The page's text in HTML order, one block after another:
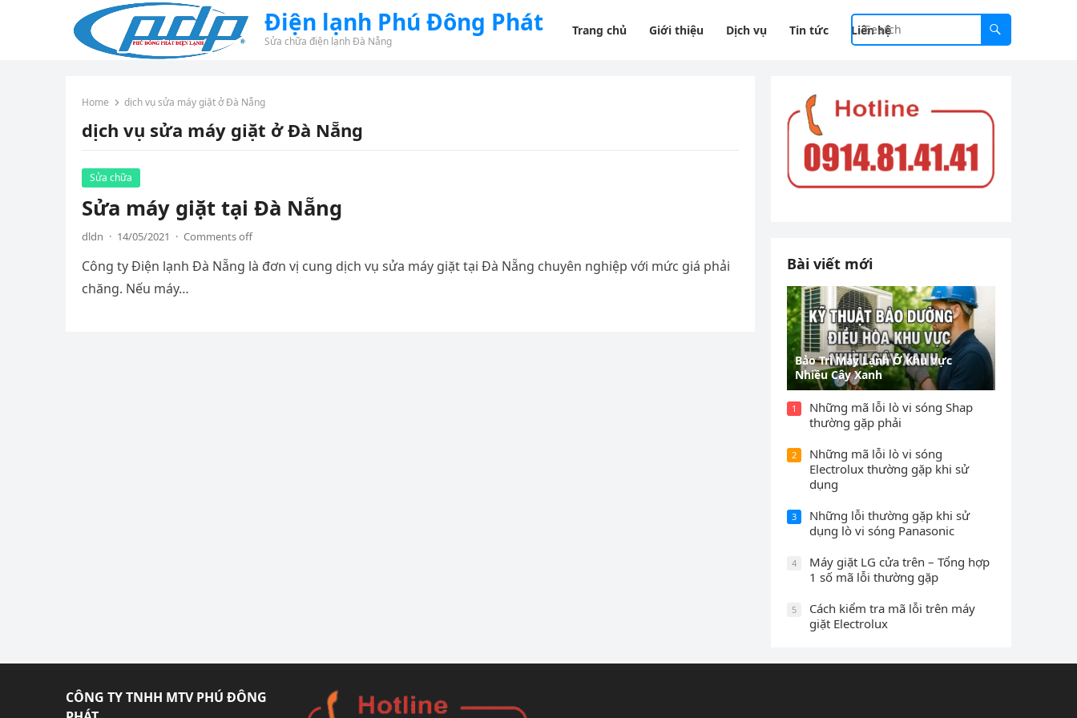
Điện lạnh Phú Đông Phát
Sửa chữa điện lạnh Đà Nẵng
Trang chủ Giới thiệu Dịch vụ Tin tức Liên hệ
Home dịch vụ sửa máy giặt ở Đà Nẵng
dịch vụ sửa máy giặt ở Đà Nẵng
Sửa chữa
Sửa máy giặt tại Đà Nẵng
dldn · 14/05/2021 · Comments off
Công ty Điện lạnh Đà Nẵng là đơn vị cung dịch vụ sửa máy giặt tại Đà Nẵng chuyên nghiệp với mức giá phải
chăng. Nếu máy…
Bài viết mới
Bảo Trì Máy Lạnh Ở Khu Vực
Nhiều Cây Xanh
1
Những mã lỗi lò vi sóng Shap
thường gặp phải
2
Những mã lỗi lò vi sóng
Electrolux thường gặp khi sử
dụng
3
Những lỗi thường gặp khi sử
dụng lò vi sóng Panasonic
4
Máy giặt LG cửa trên – Tổng hợp
1 số mã lỗi thường gặp
5
Cách kiểm tra mã lỗi trên máy
giặt Electrolux
CÔNG TY TNHH MTV PHÚ ĐÔNG